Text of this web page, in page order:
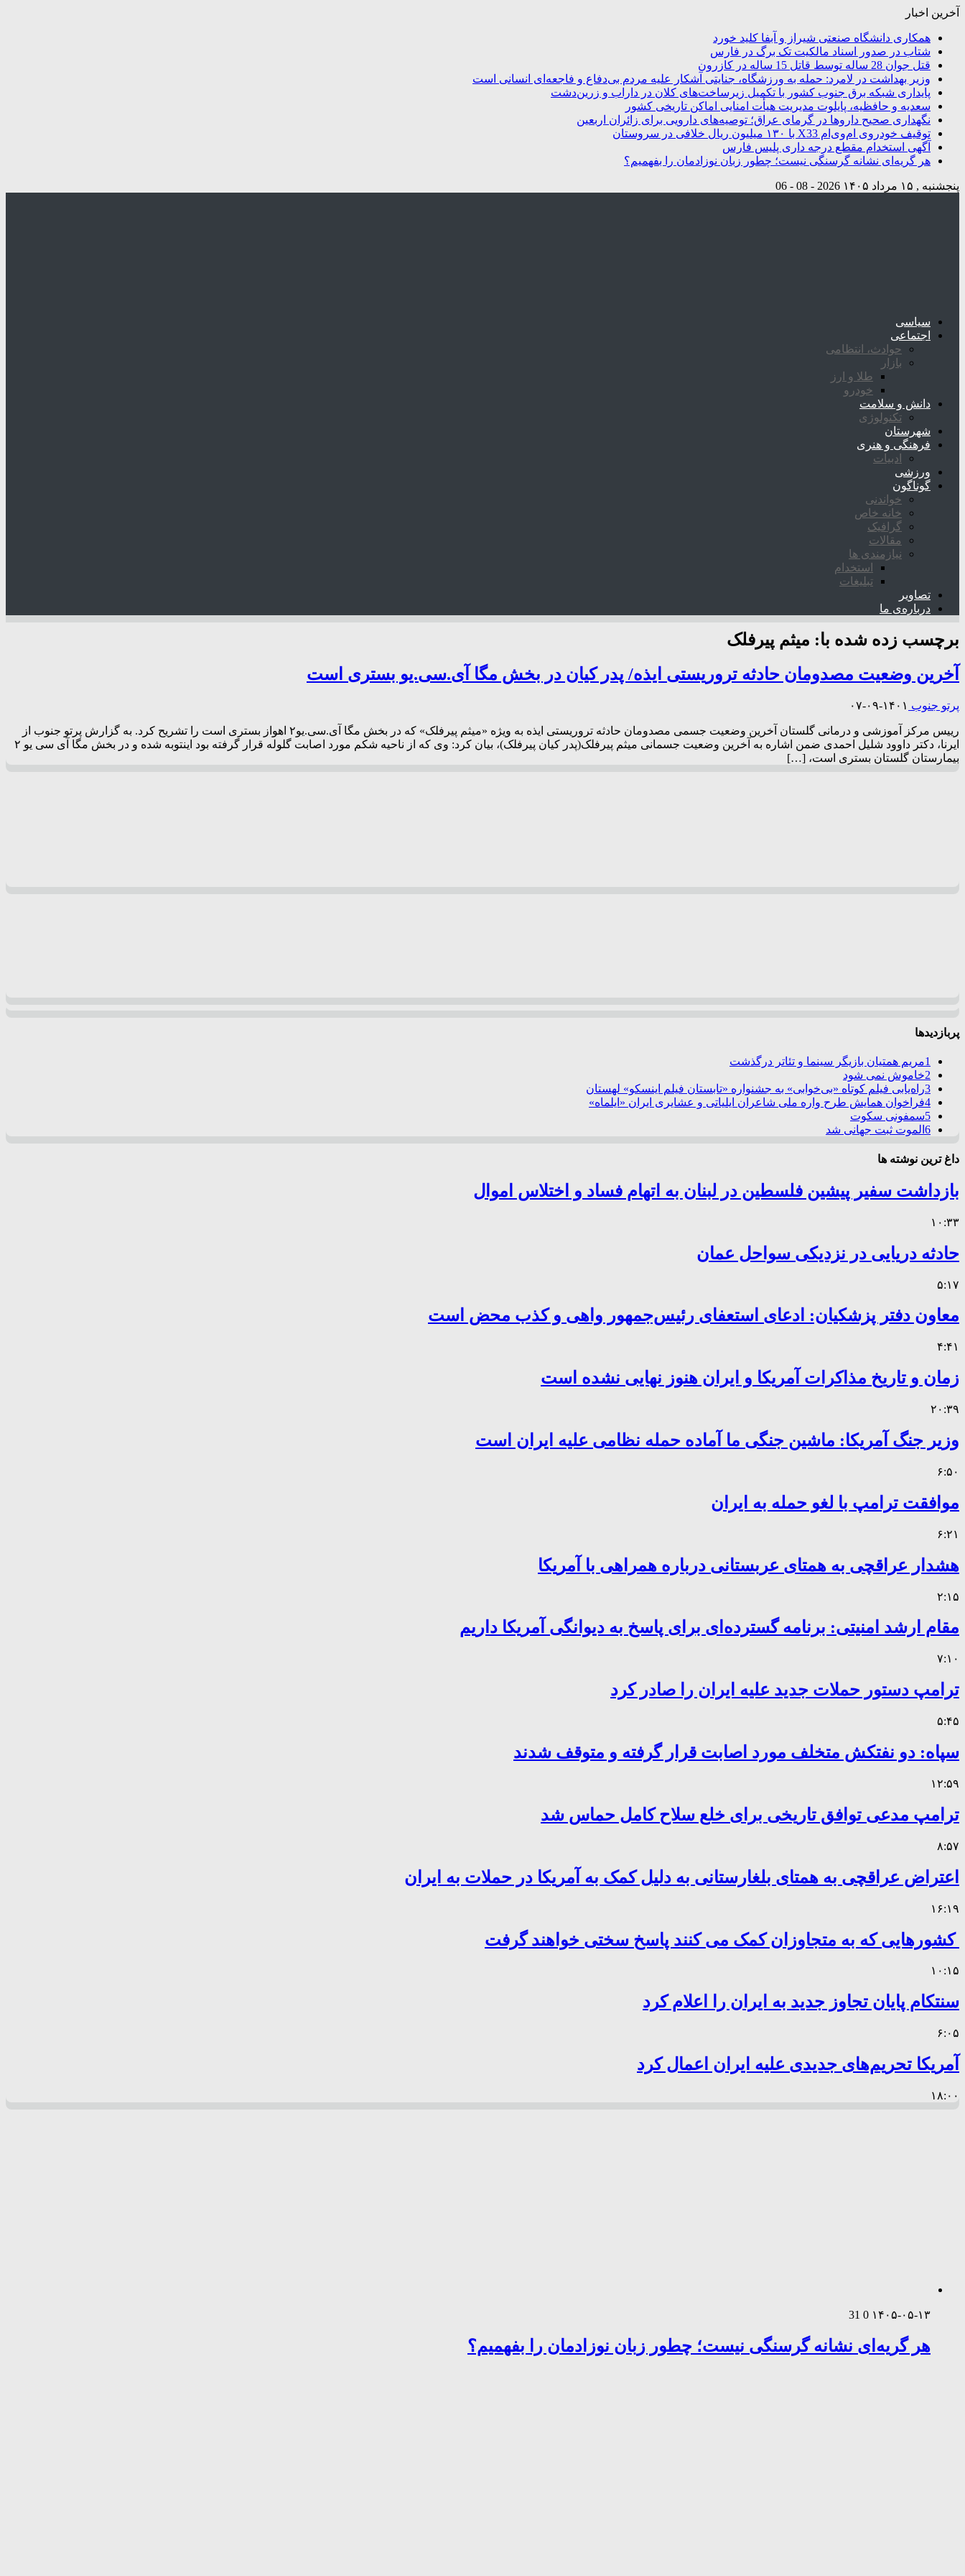
آخرین اخبار
همکاری دانشگاه صنعتی شیراز و آبفا کلید خورد
شتاب در صدور اسناد مالکیت تک برگ در فارس
قتل جوان 28 ساله توسط قاتل 15 ساله در کازرون
وزیر بهداشت در لامرد: حمله به ورزشگاه، جنایتی آشکار علیه مردم بی‌دفاع و فاجعه‌ای انسانی است
پایداری شبکه برق جنوب کشور با تکمیل زیرساخت‌های کلان در داراب و زرین‌دشت
سعدیه و حافظیه، پایلوت مدیریت هیأت امنایی اماکن تاریخی کشور
نگهداری صحیح داروها در گرمای عراق؛ توصیه‌های دارویی برای زائران اربعین
توقیف خودروی ام‌وی‌ام X33 با ۱۳۰ میلیون ریال خلافی در سروستان
آگهی استخدام مقطع درجه داری پلیس فارس
هر گریه‌ای نشانه گرسنگی نیست؛ چطور زبان نوزادمان را بفهمیم؟
پنجشنبه , ۱۵ مرداد ۱۴۰۵ 2026 - 08 - 06
سیاسی
اجتماعی
حوادث، انتظامی
بازار
طلا و ارز
خودرو
دانش و سلامت
تکنولوژی
شهرستان
فرهنگی و هنری
ادبیات
ورزشی
گوناگون
خواندنی
خانه خاص
گرافیک
مقالات
نیازمندی ها
استخدام
تبلیغات
تصاویر
درباره‌ی ما
برچسب زده شده با: میثم پیرفلک
آخرین وضعیت مصدومان حادثه تروریستی ایذه/ پدر کیان در بخش مگا آی.سی.یو بستری است
پرتو جنوب ۱۴۰۱-۰۹-۰۷
رییس مرکز آموزشی و درمانی گلستان آخرین وضعیت جسمی مصدومان حادثه تروریستی ایذه به ویژه «میثم پیرفلک» که در بخش مگا آی.سی.یو۲ اهواز بستری است را تشریح کرد. به گزارش پرتو جنوب از
ایرنا، دکتر داوود شلیل احمدی ضمن اشاره به آخرین وضعیت جسمانی میثم پیرفلک(پدر کیان پیرفلک)، بیان کرد: وی که از ناحیه شکم مورد اصابت گلوله قرار گرفته بود اینتوبه شده و در بخش مگا آی سی یو ۲
بیمارستان گلستان بستری است، […]
پربازدیدها
1مریم همتیان بازیگر سینما و تئاتر درگذشت
2خاموش نمی شود
3راه‌یابی فیلم کوتاه «بی‌خوابی» به جشنواره «تابستان فیلم اینسکو» لهستان
4فراخوان همایش طرح واره ملی شاعران ایلیاتی و عشایری ایران «ایلماه»
5سمفونی سکوت
6 الموت ثبت جهانی شد
داغ ترین نوشته ها
بازداشت سفیر پیشین فلسطین در لبنان به اتهام فساد و اختلاس اموال
۱۰:۳۳
حادثه دریایی در نزدیکی سواحل عمان
۵:۱۷
معاون دفتر پزشکیان: ادعای استعفای رئیس‌جمهور واهی و کذب محض است
۴:۴۱
زمان و تاریخ مذاکرات آمریکا و ایران هنوز نهایی نشده است
۲۰:۳۹
وزیر جنگ آمریکا: ماشین جنگی ما آماده حمله نظامی علیه ایران است
۶:۵۰
موافقت ترامپ با لغو حمله به ایران
۶:۲۱
هشدار عراقچی به همتای عربستانی درباره همراهی با آمریکا
۲:۱۵
مقام ارشد امنیتی: برنامه گسترده‌ای برای پاسخ به دیوانگی آمریکا داریم
۷:۱۰
ترامپ دستور حملات جدید علیه ایران را صادر کرد
۵:۴۵
سپاه: دو نفتکش متخلف مورد اصابت قرار گرفته و متوقف شدند
۱۲:۵۹
ترامپ مدعی توافق تاریخی برای خلع سلاح کامل حماس شد
۸:۵۷
اعتراض عراقچی به همتای بلغارستانی به دلیل کمک به آمریکا در حملات به ایران
۱۶:۱۹
کشورهایی که به متجاوزان کمک می کنند پاسخ سختی خواهند گرفت
۱۰:۱۵
سنتکام پایان تجاوز جدید به ایران را اعلام کرد
۶:۰۵
آمریکا تحریم‌های جدیدی علیه ایران اعمال کرد
۱۸:۰۰
۱۴۰۵-۰۵-۱۳ 0
31
هر گریه‌ای نشانه گرسنگی نیست؛ چطور زبان نوزادمان را بفهمیم؟